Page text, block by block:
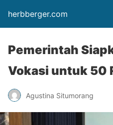
herbberger.com
Pemerintah
Vokasi untuk 50
Agustina Situmorang